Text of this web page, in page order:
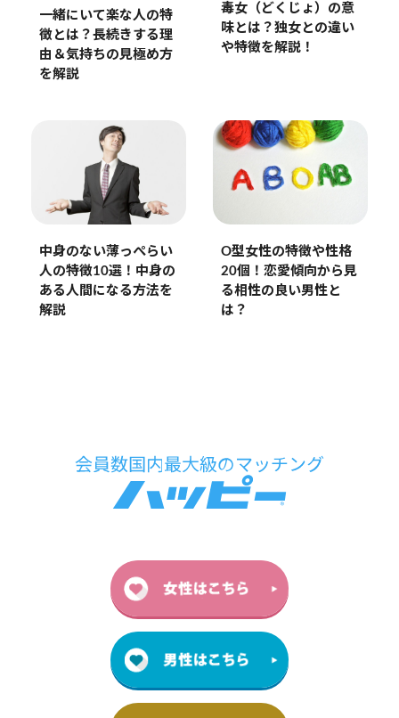
一緒にいて楽な人の特
徴とは？長続きする理
由＆気持ちの見極め方
を解説
毒女（どくじょ）の意
味とは？独女との違い
や特徴を解説！
中身のない薄っぺらい
人の特徴10選！中身の
ある人間になる方法を
解説
O型女性の特徴や性格
20個！恋愛傾向から見
る相性の良い男性と
は？